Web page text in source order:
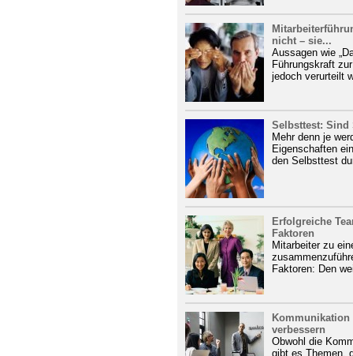
nicht – sie...
Aussagen wie
Führungskraft
jedoch verurteilt
Selbsttest: Sind
Mehr denn je
Eigenschaften
den Selbsttest
Erfolgreiche
Faktoren
Mitarbeiter zu
Faktoren: Den
Kommunikation
verbessern
Obwohl die
gibt es Themen,